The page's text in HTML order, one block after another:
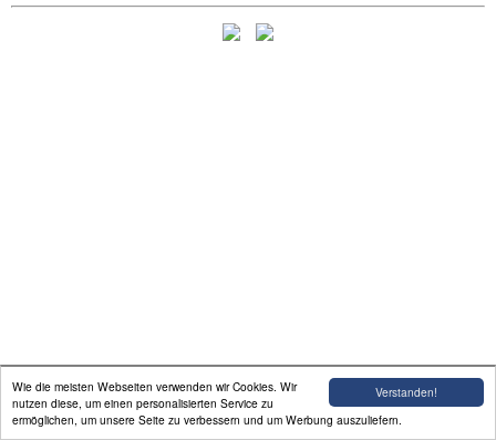
Verstanden!
Wie die meisten Webseiten verwenden wir Cookies. Wir
nutzen diese, um einen personalisierten Service zu
ermöglichen, um unsere Seite zu verbessern und um Werbung auszuliefern.